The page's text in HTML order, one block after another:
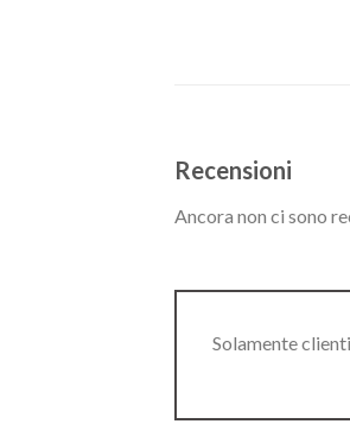
Recensioni
Ancora non ci sono
Solamente